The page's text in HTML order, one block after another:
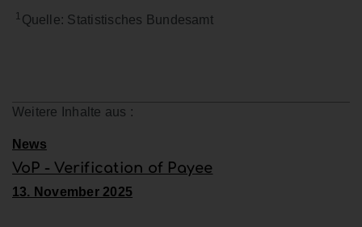
1 Quelle: Statistisches Bundesamt
Weitere Inhalte aus :
News
VoP - Verification of Payee
13. November 2025